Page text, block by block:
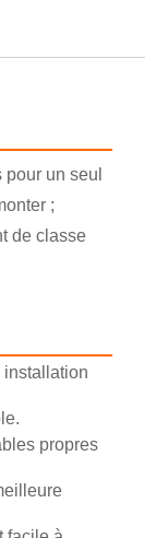
un seul
;
de classe
installation
propres